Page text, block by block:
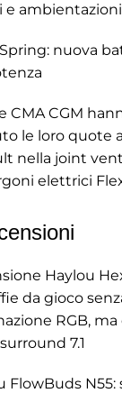
e ambientazioni
nuova
CMA CGM
le loro quote a
nella joint
elettrici
Haylou
da gioco
RGB, ma
7.1
FlowBuds N55: